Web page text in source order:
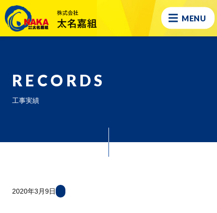
MENU
RECORDS
工事実績
2020年3月9日